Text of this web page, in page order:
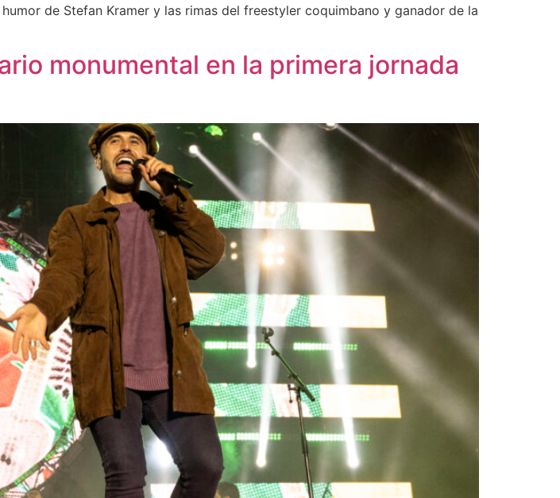
de Stefan Kramer y las rimas del freestyler coquimbano y ganador de la
monumental en la primera jornada